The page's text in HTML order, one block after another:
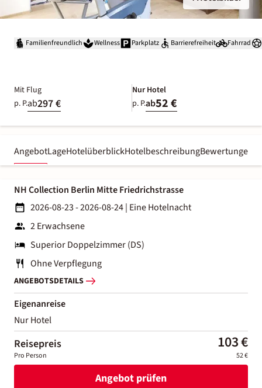
Familienfreundlich Wellness Parkplatz Barrierefreiheit Fahrrad
Mit Flug
p. P.ab297 €
Nur Hotel
p. P.ab52 €
AngebotLageHotelüberblickHotelbeschreibungBewertungen
NH Collection Berlin Mitte Friedrichstrasse
2026-08-23 - 2026-08-24| Eine Hotelnacht
2 Erwachsene
Superior Doppelzimmer (DS)
Ohne Verpflegung
ANGEBOTSDETAILS
Eigenanreise
Nur Hotel
Reisepreis 103 €
Pro Person 52 €
Angebot prüfen